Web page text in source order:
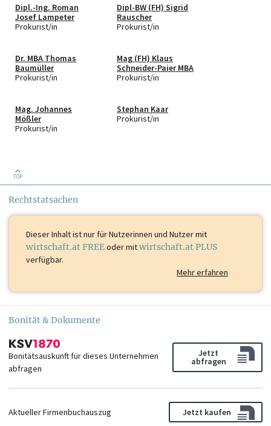
Dipl.-Ing. Roman
Josef Lampeter
Prokurist/in
Dipl-BW (FH) Sigrid
Rauscher
Prokurist/in
Dr. MBA Thomas
Baumüller
Prokurist/in
Mag (FH) Klaus
Schneider-Paier MBA
Prokurist/in
Mag. Johannes
Mößler
Prokurist/in
Stephan Kaar
Prokurist/in
TOP
Rechtstatsachen
Dieser Inhalt istnur für Nutzerinnen und Nutzer mit
wirtschaft.at FREEoder mitwirtschaft.at PLUS
verfügbar.
Mehr erfahren
Bonität & Dokumente
Bonitätsauskunft für dieses Unternehmen
abfragen
Jetzt
abfragen
Aktueller Firmenbuchauszug Jetzt kaufen